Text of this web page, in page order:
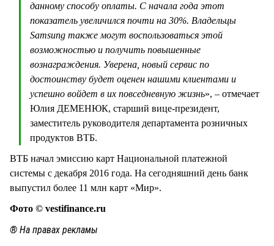
данному способу оплаты. С начала года этот
показатель увеличился почти на 30%. Владельцы
Samsung также могут воспользоваться этой
возможностью и получить повышенные
вознаграждения. Уверена, новый сервис по
достоинству будет оценен нашими клиентами и
успешно войдет в их повседневную жизнь», – отмечает
Юлия ДЕМЕНЮК, старший вице-президент,
заместитель руководителя департамента розничных
продуктов ВТБ.
ВТБ начал эмиссию карт Национальной платежной
системы с декабря 2016 года. На сегодняшний день банк
выпустил более 11 млн карт «Мир».
Фото © vestifinance.ru
® На правах рекламы